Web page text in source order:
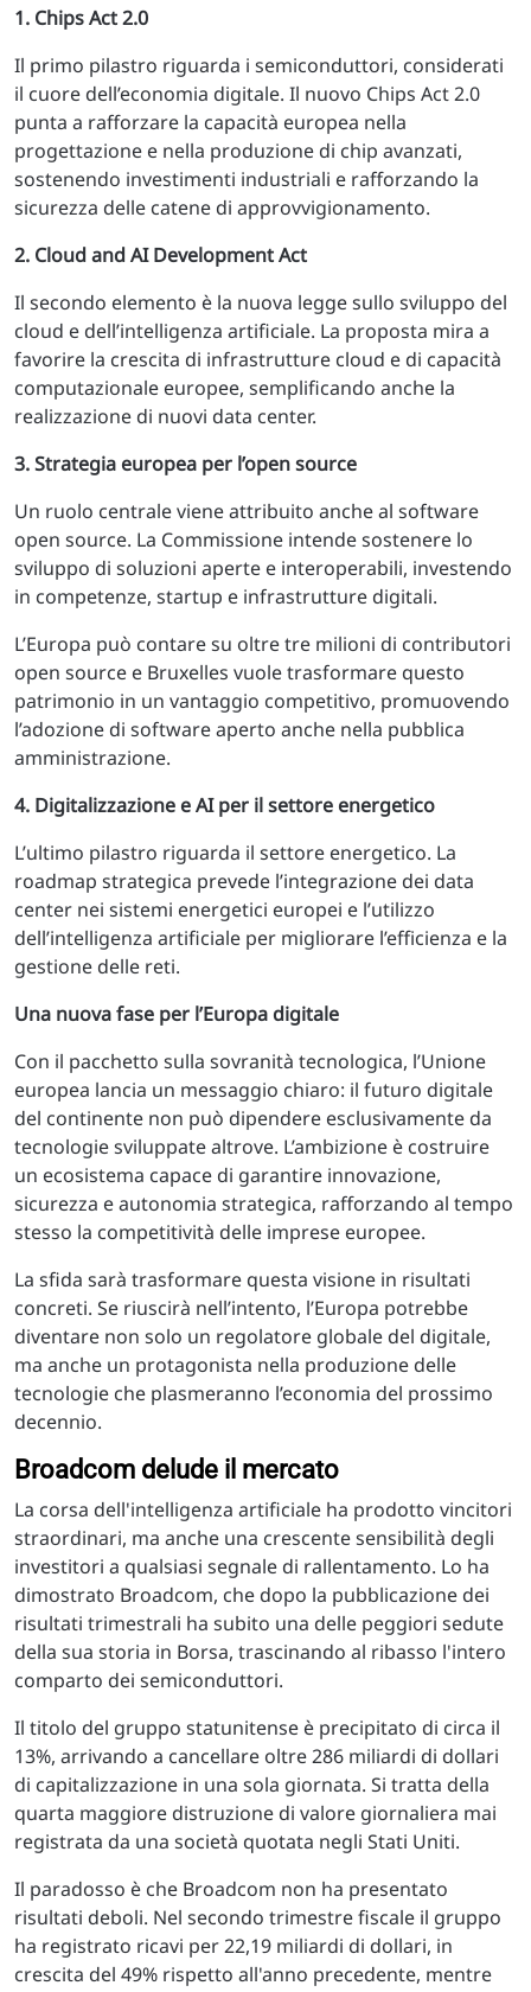
1. Chips Act 2.0
Il primo pilastro riguarda i semiconduttori, considerati
il cuore dell’economia digitale. Il nuovo Chips Act 2.0
punta a rafforzare la capacità europea nella
progettazione e nella produzione di chip avanzati,
sostenendo investimenti industriali e rafforzando la
sicurezza delle catene di approvvigionamento.
2. Cloud and AI Development Act
Il secondo elemento è la nuova legge sullo sviluppo del
cloud e dell’intelligenza artificiale. La proposta mira a
favorire la crescita di infrastrutture cloud e di capacità
computazionale europee, semplificando anche la
realizzazione di nuovi data center.
3. Strategia europea per l’open source
Un ruolo centrale viene attribuito anche al software
open source. La Commissione intende sostenere lo
sviluppo di soluzioni aperte e interoperabili, investendo
in competenze, startup e infrastrutture digitali.
L’Europa può contare su oltre tre milioni di contributori
open source e Bruxelles vuole trasformare questo
patrimonio in un vantaggio competitivo, promuovendo
l’adozione di software aperto anche nella pubblica
amministrazione.
4. Digitalizzazione e AI per il settore energetico
L’ultimo pilastro riguarda il settore energetico. La
roadmap strategica prevede l’integrazione dei data
center nei sistemi energetici europei e l’utilizzo
dell’intelligenza artificiale per migliorare l’efficienza e la
gestione delle reti.
Una nuova fase per l’Europa digitale
Con il pacchetto sulla sovranità tecnologica, l’Unione
europea lancia un messaggio chiaro: il futuro digitale
del continente non può dipendere esclusivamente da
tecnologie sviluppate altrove. L’ambizione è costruire
un ecosistema capace di garantire innovazione,
sicurezza e autonomia strategica, rafforzando al tempo
stesso la competitività delle imprese europee.
La sfida sarà trasformare questa visione in risultati
concreti. Se riuscirà nell’intento, l’Europa potrebbe
diventare non solo un regolatore globale del digitale,
ma anche un protagonista nella produzione delle
tecnologie che plasmeranno l’economia del prossimo
decennio.
Broadcom delude il mercato
La corsa dell'intelligenza artificiale ha prodotto vincitori
straordinari, ma anche una crescente sensibilità degli
investitori a qualsiasi segnale di rallentamento. Lo ha
dimostrato Broadcom, che dopo la pubblicazione dei
risultati trimestrali ha subito una delle peggiori sedute
della sua storia in Borsa, trascinando al ribasso l'intero
comparto dei semiconduttori.
Il titolo del gruppo statunitense è precipitato di circa il
13%, arrivando a cancellare oltre 286 miliardi di dollari
di capitalizzazione in una sola giornata. Si tratta della
quarta maggiore distruzione di valore giornaliera mai
registrata da una società quotata negli Stati Uniti.
Il paradosso è che Broadcom non ha presentato
risultati deboli. Nel secondo trimestre fiscale il gruppo
ha registrato ricavi per 22,19 miliardi di dollari, in
crescita del 49% rispetto all'anno precedente, mentre